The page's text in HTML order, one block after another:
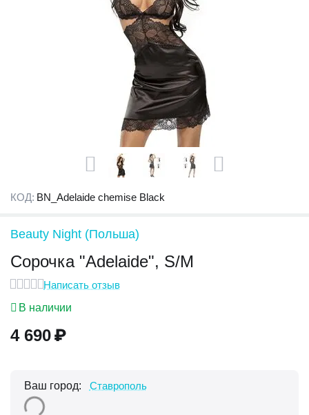
КОД: BN_Adelaide chemise Black
Beauty Night (Польша)
Сорочка "Adelaide", S/M
Написать отзыв
В наличии
4 690₽
Ваш город: Ставрополь